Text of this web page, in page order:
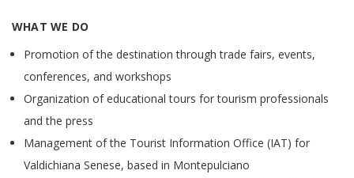
WHAT WE DO
Promotion of the destination through trade fairs, events,
conferences, and workshops
Organization of educational tours for tourism professionals
and the press
Management of the Tourist Information Office (IAT) for
Valdichiana Senese, based in Montepulciano